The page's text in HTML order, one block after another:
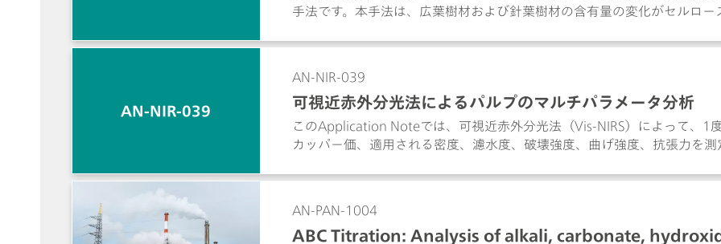
手法です。本手法は、広葉樹材および針葉樹材の含有量の変化がセルロ
く一致する結果が得られます。NIRSを用いることで、リアルタイムで結
AN-NIR-039
AN-NIR-039
可視近赤外分光法によるパルプのマルチパラメータ分析
このApplication Noteでは、可視近赤外分光法（Vis-NIRS）によって、1
カッパー価、適用される密度、濾水度、破壊強度、曲げ強度、抗張力を測
AN-PAN-1004
ABC Titration: Analysis of alkali, carbonate,